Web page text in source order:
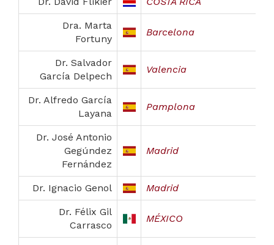
Dra. Marta
Fortuny
Barcelona
Dr. Salvador
García Delpech
Valencia
Dr. Alfredo García
Layana
Pamplona
Dr. José Antonio
Gegúndez
Fernández
Madrid
Dr. Ignacio Genol Madrid
Dr. Félix Gil
Carrasco
MÉXICO